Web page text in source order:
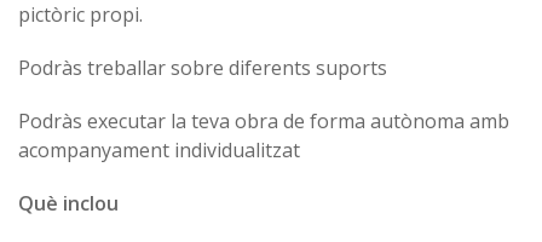
pictòric propi.
Podràs treballar sobre diferents suports
Podràs executar la teva obra de forma autònoma amb
acompanyament individualitzat
Què inclou